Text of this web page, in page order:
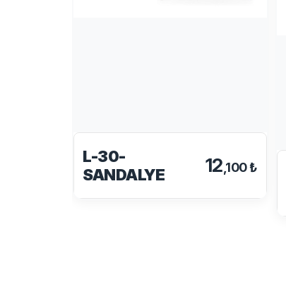
L-30-
SANDALYE
12 ,100 ₺